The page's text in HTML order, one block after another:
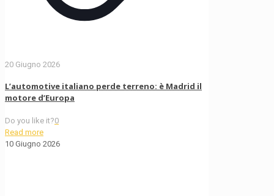
20 Giugno 2026
L’automotive italiano perde terreno: è Madrid il
motore d’Europa
Do you like it?0
Read more
10 Giugno 2026